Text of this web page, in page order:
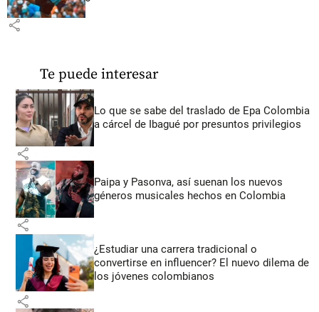
share
Te puede interesar
Lo que se sabe del traslado de Epa Colombia
a cárcel de Ibagué por presuntos privilegios
share
Paipa y Pasonva, así suenan los nuevos
géneros musicales hechos en Colombia
share
¿Estudiar una carrera tradicional o
convertirse en influencer? El nuevo dilema de
los jóvenes colombianos
share